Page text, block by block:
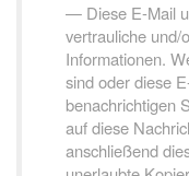
Diese E-Mail
vertrauliche und/
Informationen.
sind oder diese
benachrichtigen
auf diese
anschließend